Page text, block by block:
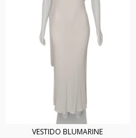
VESTIDO BLUMARINE